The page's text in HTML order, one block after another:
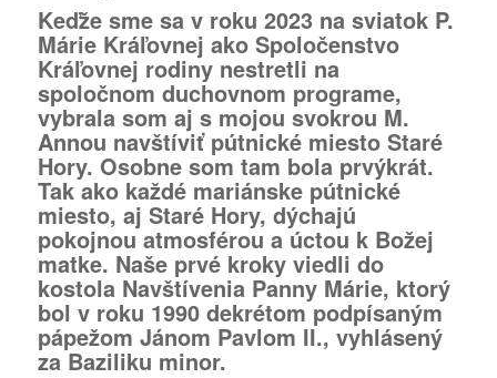
Keďže sme sa v roku 2023 na sviatok P.
Márie Kráľovnej ako Spoločenstvo
Kráľovnej rodiny nestretli na
spoločnom duchovnom programe,
vybrala som aj s mojou svokrou M.
Annou navštíviť pútnické miesto Staré
Hory. Osobne som tam bola prvýkrát.
Tak ako každé mariánske pútnické
miesto, aj Staré Hory, dýchajú
pokojnou atmosférou a úctou k Božej
matke. Naše prvé kroky viedli do
kostola Navštívenia Panny Márie, ktorý
bol v roku 1990 dekrétom podpísaným
pápežom Jánom Pavlom II., vyhlásený
za Baziliku minor.